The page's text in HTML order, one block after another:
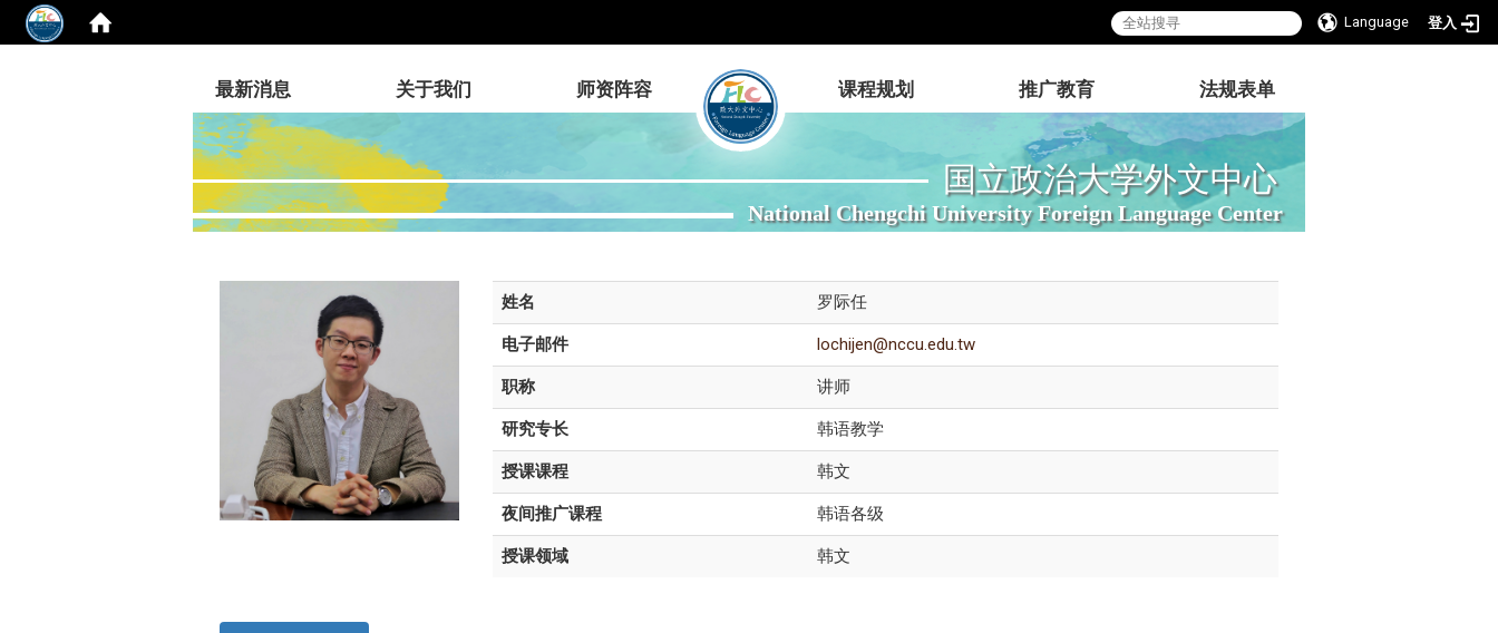
Language 登入
国立政治大学外文中心
National Chengchi University Foreign Language Center
最新消息 关于我们 师资阵容 课程规划 推广教育 法规表单
姓名 罗际任
电子邮件 lochijen@nccu.edu.tw
职称 讲师
研究专长 韩语教学
授课课程 韩文
夜间推广课程 韩语各级
授课领域 韩文